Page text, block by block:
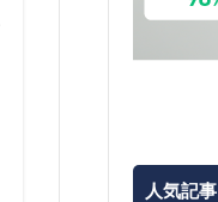
人気記事